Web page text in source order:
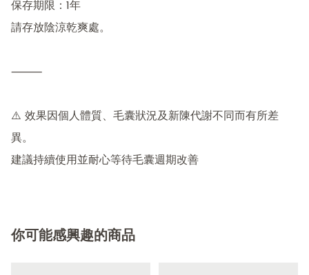
保存期限：1年
請存放陰涼乾爽處。
⸻
⚠️ 效果因個人體質、毛囊狀況及新陳代謝不同而有所差
異。
你可能感興趣的商品